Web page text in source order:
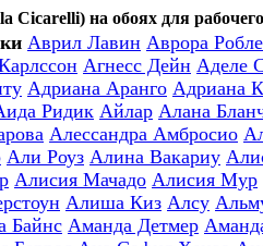
Cicarelli) на обоях для
Аврил Лавин Аврора
Агнесс Дейн Аделе
Адриана Аранго Адриана
Ридик Айлар Алана
Алессандра Амбросио
Али Роуз Алина Вакариу
Алисия Мачадо Алисия Мур
Алиша Киз Алсу
Байнс Аманда Детмер